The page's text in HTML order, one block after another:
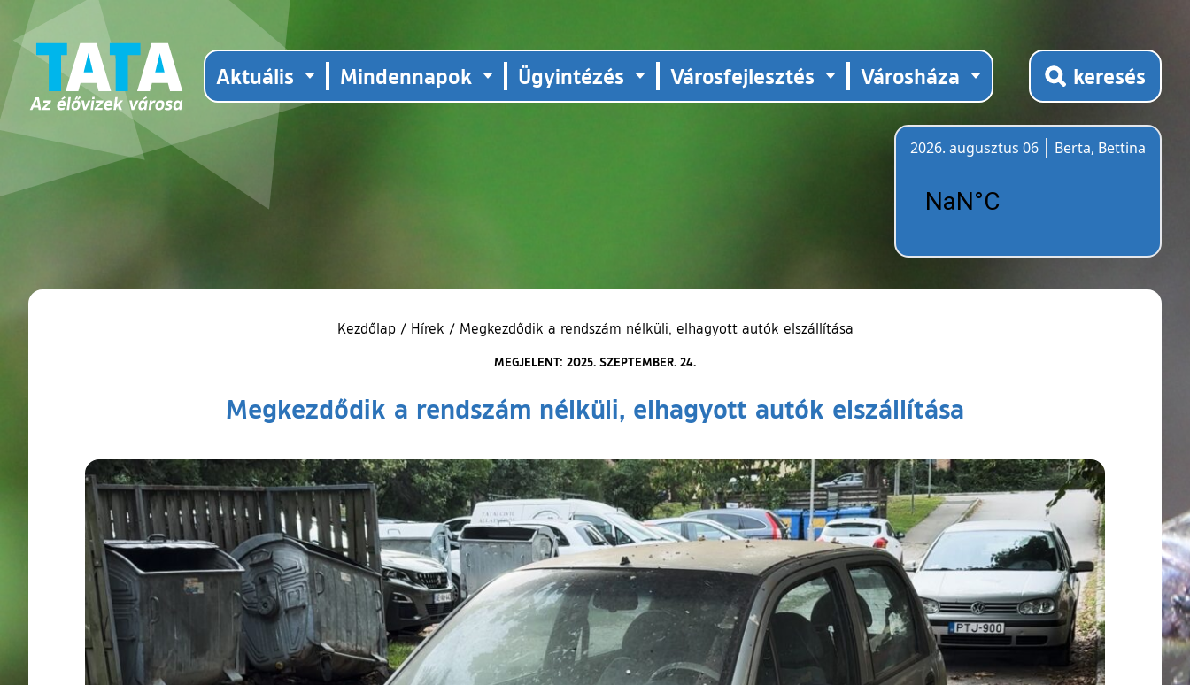
Aktuális Mindennapok Ügyintézés Városfejlesztés Városháza keresés
2026. augusztus 06
Berta, Bettina
Kezdőlap / Hírek / Megkezdődik a rendszám nélküli, elhagyott autók elszállítása
MEGJELENT: 2025. SZEPTEMBER. 24.
Megkezdődik a rendszám nélküli, elhagyott autók elszállítása